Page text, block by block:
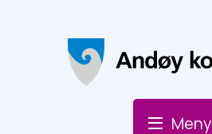
Andøy Kommune
Meny